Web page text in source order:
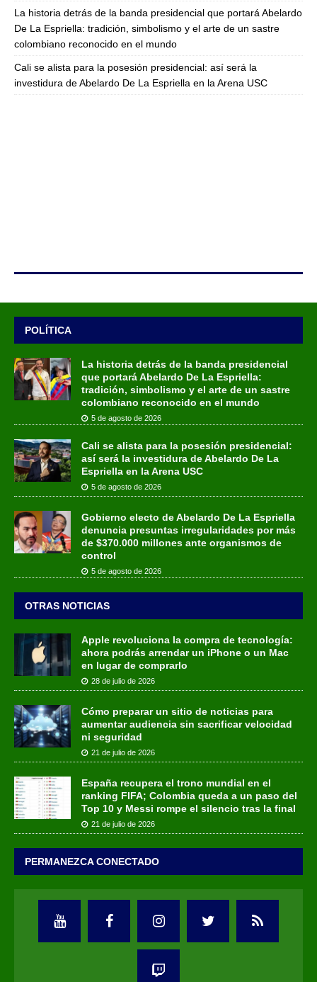
La historia detrás de la banda presidencial que portará Abelardo
De La Espriella: tradición, simbolismo y el arte de un sastre
colombiano reconocido en el mundo
Cali se alista para la posesión presidencial: así será la
investidura de Abelardo De La Espriella en la Arena USC
POLÍTICA
La historia detrás de la banda presidencial
que portará Abelardo De La Espriella:
tradición, simbolismo y el arte de un sastre
colombiano reconocido en el mundo
5 de agosto de 2026
Cali se alista para la posesión presidencial:
así será la investidura de Abelardo De La
Espriella en la Arena USC
5 de agosto de 2026
Gobierno electo de Abelardo De La Espriella
denuncia presuntas irregularidades por más
de $370.000 millones ante organismos de
control
5 de agosto de 2026
OTRAS NOTICIAS
Apple revoluciona la compra de tecnología:
ahora podrás arrendar un iPhone o un Mac
en lugar de comprarlo
28 de julio de 2026
Cómo preparar un sitio de noticias para
aumentar audiencia sin sacrificar velocidad
ni seguridad
21 de julio de 2026
España recupera el trono mundial en el
ranking FIFA; Colombia queda a un paso del
Top 10 y Messi rompe el silencio tras la final
21 de julio de 2026
PERMANEZCA CONECTADO